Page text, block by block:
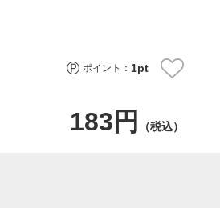
ポイント： 1pt
183円 （税込）